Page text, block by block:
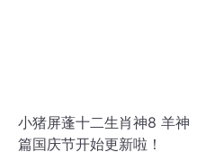
小猪屏蓬十二生肖神8 羊神
篇国庆节开始更新啦！